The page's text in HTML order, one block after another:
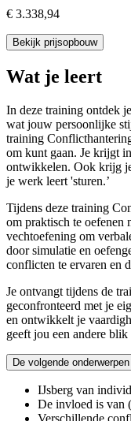
€ 3.338,94
Bekijk prijsopbouw
Wat je leert
In deze training ontdek
wat jouw persoonlijke
training
om kunt gaan. Je krijgt
ontwikkelen. Ook krijg
je werk leert 'sturen.’
Tijdens deze training
om praktisch te oefenen
vechtoefening om
door simulatie en
conflicten te ervaren en
Je ontvangt tijdens de
geconfronteerd met je
en ontwikkelt je
geeft jou een andere
De volgende
IJsberg van
De invloed is van
Verschillende